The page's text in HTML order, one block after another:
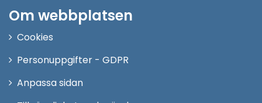
Om webbplatsen
Cookies
Personuppgifter - GDPR
Anpassa sidan